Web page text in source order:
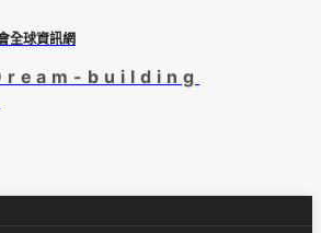
全球資訊網
building